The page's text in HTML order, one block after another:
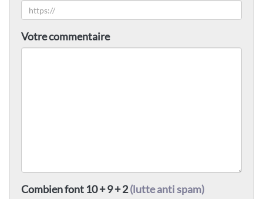
Votre commentaire
Combien font 10 + 9 + 2(lutte anti spam)